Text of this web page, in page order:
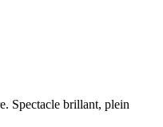
Spectacle brillant, plein